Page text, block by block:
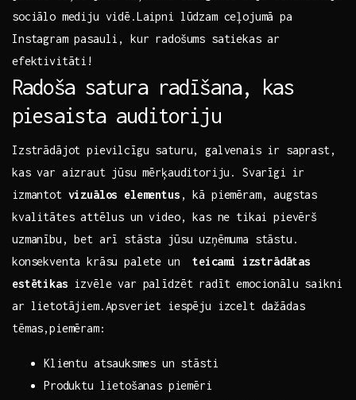
sociālo mediju vidē.Laipni lūdzam ceļojumā pa
Instagram pasauli, kur radošums satiekas ar⁢
efektivitāti!
Radoša satura radīšana, kas
piesaista ​auditoriju
Izstrādājot pievilcīgu saturu, galvenais ​ir saprast,
kas var aizraut jūsu⁣ mērķauditoriju. Svarīgi ⁢ir
izmantot vizuālos elementus , kā piemēram, augstas
kvalitātes attēlus un video,⁣ kas ne tikai ​pievērš
uzmanību, bet arī stāsta jūsu uzņēmuma stāstu.
konsekventa krāsu palete ⁢un ⁢teicami izstrādātas
estētikas izvēle var palīdzēt radīt emocionālu saikni
ar lietotājiem.Apsveriet iespēju izcelt dažādas​
tēmas,piemēram:
Klientu atsauksmes un stāsti
Produktu lietošanas piemēri